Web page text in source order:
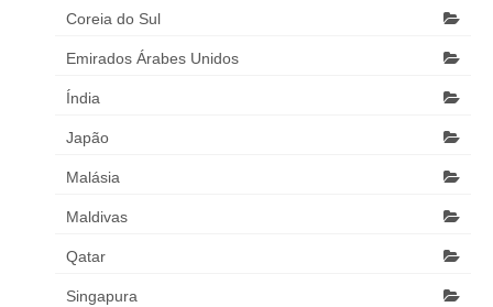
Coreia do Sul
Emirados Árabes Unidos
Índia
Japão
Malásia
Maldivas
Qatar
Singapura